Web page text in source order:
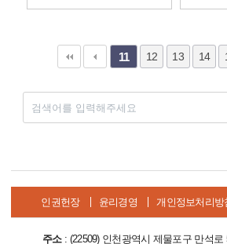
11 12 13 14
인권헌장 윤리경영 개인정보처리방
주소: (22509) 인천광역시 제물포구 만석로